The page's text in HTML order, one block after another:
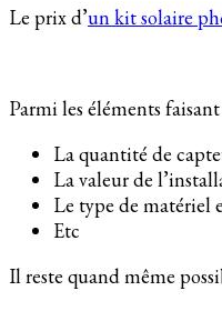
Le prix d’un kit solaire
Parmi les éléments
La quantité de
La valeur de
Le type de matériel
Etc
Il reste quand même